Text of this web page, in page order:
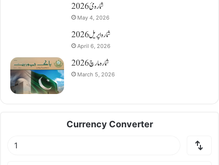
شمارہ مئ 2026
May 4, 2026
شمارہ اپریل 2026
April 6, 2026
شمارہ مارچ 2026
March 5, 2026
Currency Converter